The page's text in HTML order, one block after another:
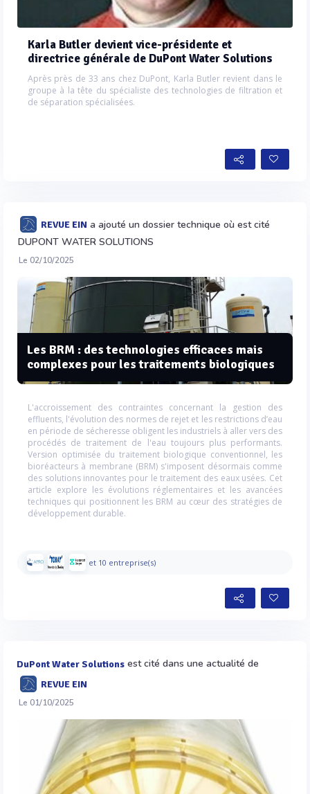
Karla Butler devient vice-présidente et
directrice générale de DuPont Water Solutions
Après près de 33 ans chez DuPont, Karla Butler revient dans le
groupe à la tête du spécialiste des technologies de filtration et
de séparation spécialisées.
REVUE EIN a ajouté un dossier technique où est cité
DUPONT WATER SOLUTIONS
Le 02/10/2025
Les BRM : des technologies efficaces mais
complexes pour les traitements biologiques
L'accroissement des contraintes concernant la gestion des
effluents, l'évolution des normes de rejet et les restrictions d’eau
en période de sécheresse obligent les industriels à aller vers des
procédés de traitement de l'eau toujours plus performants.
Version optimisée du traitement biologique conventionnel, les
bioréacteurs à membrane (BRM) s'imposent désormais comme
des solutions innovantes pour le traitement des eaux usées. Cet
article explore les évolutions réglementaires et les avancées
techniques qui positionnent les BRM au cœur des stratégies de
développement durable.
et 10 entreprise(s)
DuPont Water Solutions est cité dans une actualité de
REVUE EIN
Le 01/10/2025